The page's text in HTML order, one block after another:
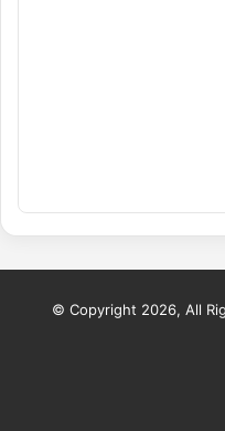
© Copyright 2026, All